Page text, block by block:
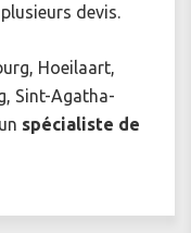
devis.
Hoeilaart,
Sint-Agatha-
spécialiste de